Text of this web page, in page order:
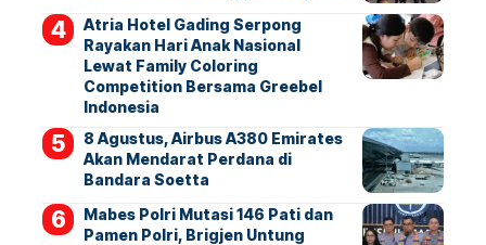
Atria Hotel Gading Serpong
Rayakan Hari Anak Nasional
Lewat Family Coloring
Competition Bersama Greebel
Indonesia
8 Agustus, Airbus A380 Emirates
Akan Mendarat Perdana di
Bandara Soetta
Mabes Polri Mutasi 146 Pati dan
Pamen Polri, Brigjen Untung